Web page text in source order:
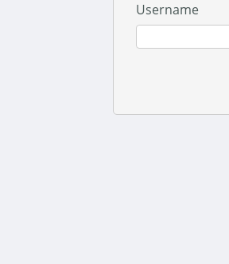
Username